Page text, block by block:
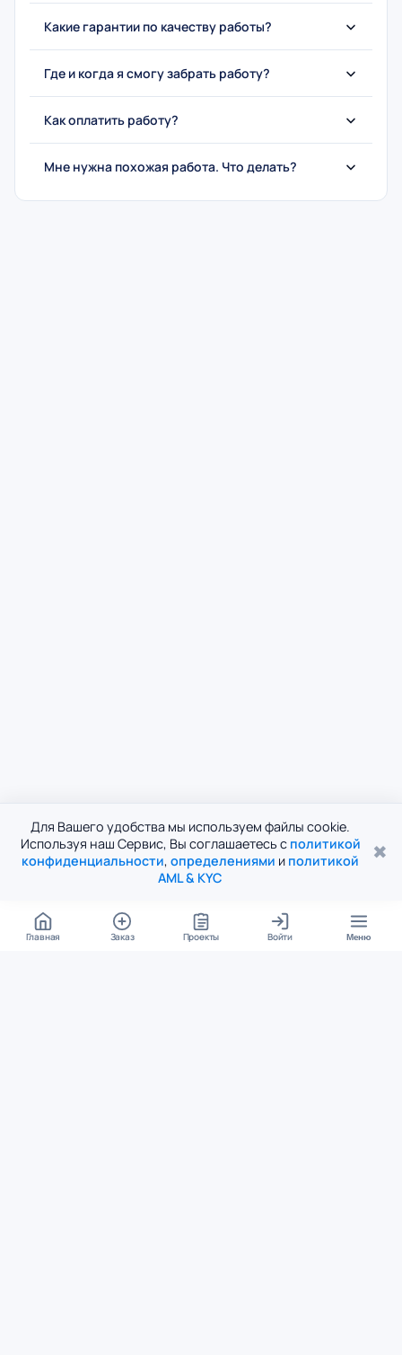
Для Вашего удобства мы используем файлы cookie.
Используя наш Сервис, Вы соглашаетесь с политикой
конфиденциальности, определениями и политикой
AML & KYC
✖
Главная Заказ Проекты Войти Меню
Какие гарантии по качеству работы?
Где и когда я смогу забрать работу?
Как оплатить работу?
Мне нужна похожая работа. Что делать?